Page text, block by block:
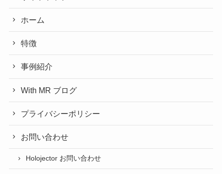
ホーム
特徴
事例紹介
With MR ブログ
プライバシーポリシー
お問い合わせ
Holojector お問い合わせ